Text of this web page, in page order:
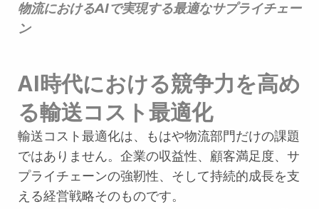
物流におけるAIで実現する最適なサプライチェー
ン
AI時代における競争力を高め
る輸送コスト最適化
輸送コスト最適化は、もはや物流部門だけの課題
ではありません。企業の収益性、顧客満足度、サ
プライチェーンの強靭性、そして持続的成長を支
える経営戦略そのものです。